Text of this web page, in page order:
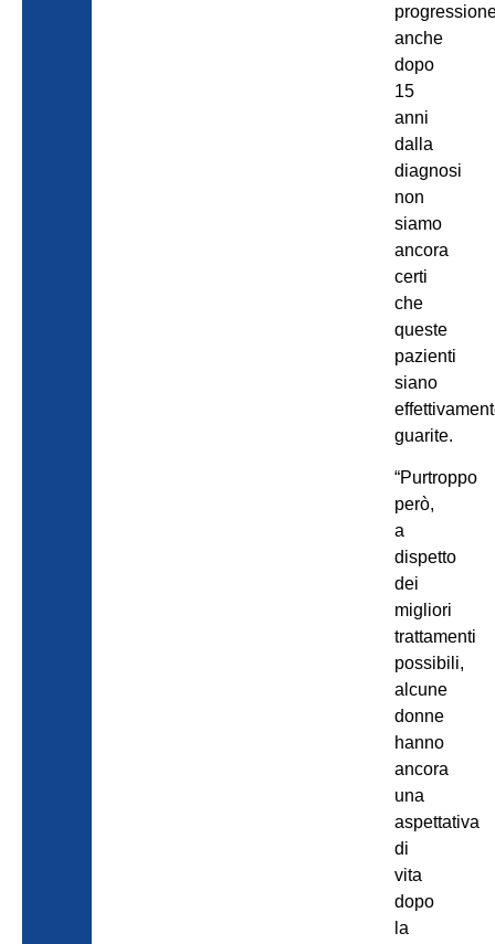
anche
dopo
15
anni
dalla
diagnosi
non
siamo
ancora
certi
che
queste
pazienti
siano
guarite.
“Purtroppo
però,
a
dispetto
dei
migliori
trattamenti
possibili,
alcune
donne
hanno
ancora
una
aspettativa
di
vita
dopo
la